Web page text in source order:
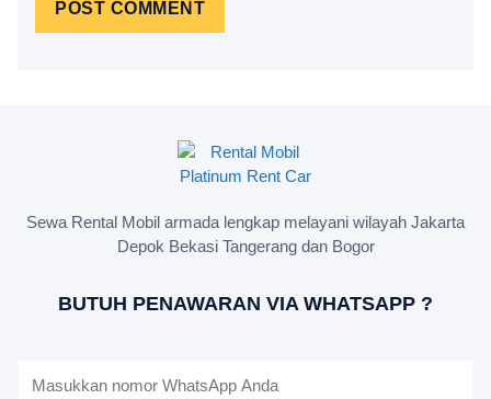
Sewa Rental Mobil armada lengkap melayani wilayah Jakarta
Depok Bekasi Tangerang dan Bogor
BUTUH PENAWARAN VIA WHATSAPP ?